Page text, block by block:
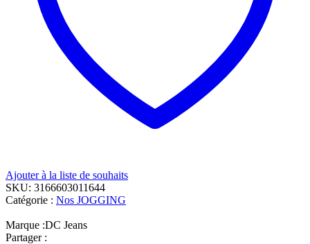
Ajouter à la liste de souhaits
SKU: 3166603011644
Catégorie : Nos JOGGING
Marque :DC Jeans
Partager :